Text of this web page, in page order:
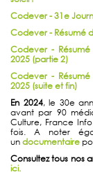
Codever - 31e
Codever - Résumé
Codever -
2025 (partie 2)
Codever -
2025 (suite et fin)
En 2024, le 30e
avant par 90
Culture, France
fois. A noter
undocumentaire
Consultez tous nos
ici.